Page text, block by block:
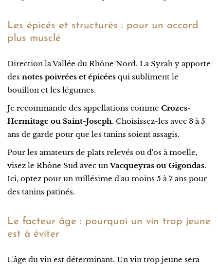
Les épicés et structurés : pour un accord
plus musclé
Direction la Vallée du Rhône Nord. La Syrah y apporte
des notes poivrées et épicées qui subliment le
bouillon et les légumes.
Je recommande des appellations comme Crozes-
Hermitage ou Saint-Joseph. Choisissez-les avec 3 à 5
ans de garde pour que les tanins soient assagis.
Pour les amateurs de plats relevés ou d'os à moelle,
visez le Rhône Sud avec unVacqueyras ou Gigondas.
Ici, optez pour un millésime d'au moins 5 à 7 ans pour
des tanins patinés.
Le facteur âge : pourquoi un vin trop jeune
est à éviter
L'âge du vin est déterminant. Un vin trop jeune sera